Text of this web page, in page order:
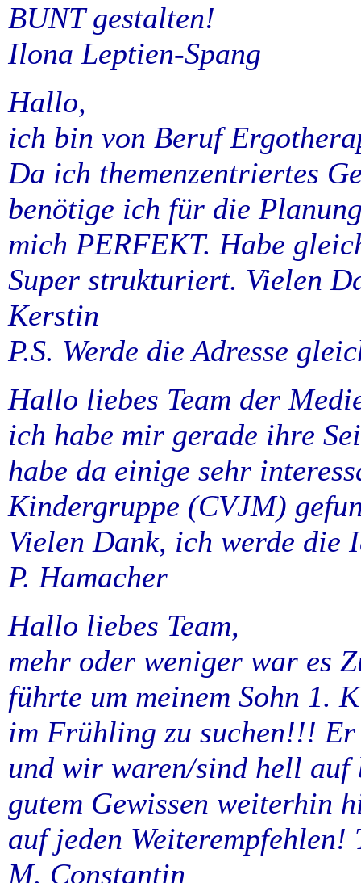
BUNT gestalten!
Ilona Leptien-Spang
Hallo,
ich bin von Beruf
Da ich themenzentriertes
benötige ich für die
mich PERFEKT. Habe
Super strukturiert. Vielen
Kerstin
P.S. Werde die Adresse
Hallo liebes Team der
ich habe mir gerade ihre
habe da einige sehr
Kindergruppe (CVJM)
Vielen Dank, ich werde die
P. Hamacher
Hallo liebes Team,
mehr oder weniger war es
führte um meinem Sohn 1.
im Frühling zu suchen!!!
und wir waren/sind hell auf
gutem Gewissen weiterhin
auf jeden
M. Constantin